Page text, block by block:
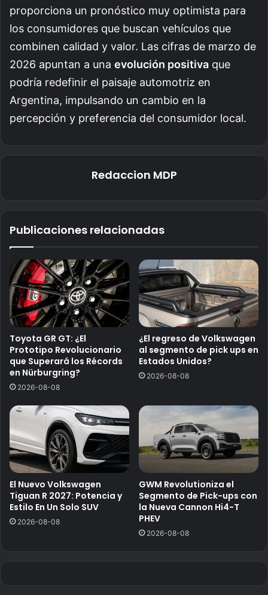
proporciona un pronóstico muy optimista para
los consumidores que buscan vehículos que
combinen calidad y valor. Las cifras de marzo de
2026 apuntan a una evolución positiva que
podría redefinir el paisaje automotriz en
Argentina, impulsando un cambio en la
percepción y preferencia del consumidor local.
Redaccion MDP
Publicaciones relacionadas
Toyota GR GT: ¿El
Prototipo Revolucionario
que Superará los Récords
en Nürburgring?
2026-08-08
¿El regreso de Volkswagen
al segmento de pick ups en
Estados Unidos?
2026-08-08
El Nuevo Volkswagen
Tiguan R 2027: Potencia y
Estilo En Un Solo SUV
2026-08-08
GWM Revolutioniza el
Segmento de Pick-ups con
la Nueva Cannon Hi4-T
PHEV
2026-08-08